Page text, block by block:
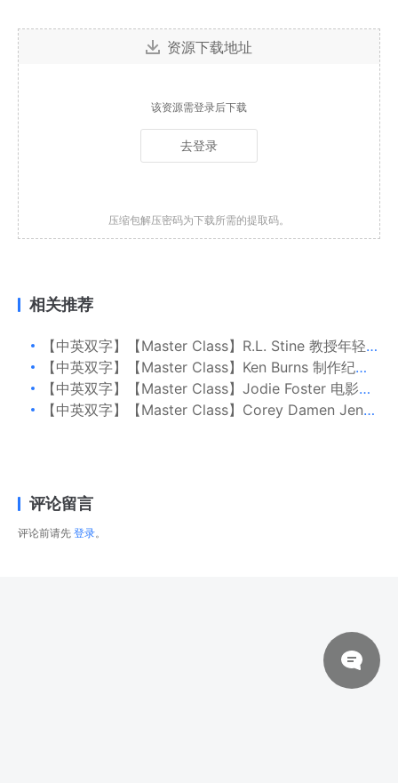
资源下载地址
该资源需登录后下载
去登录
压缩包解压密码为下载所需的提取码。
相关推荐
【中英双字】【Master Class】R.L. Stine 教授年轻观众写作
【中英双字】【Master Class】Ken Burns 制作纪录片
【中英双字】【Master Class】Jodie Foster 电影制作
【中英双字】【Master Class】Corey Damen Jenkins 室内设计
评论留言
评论前请先 登录。